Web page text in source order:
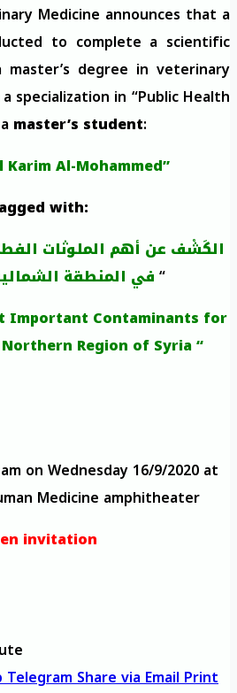
Medicine announces that a
to complete a scientific
degree in veterinary
specialization in “Public Health
master’s student:
Karim Al-Mohammed”
with:
الكَشْف عن أهم الملوثات
في المنطقة“
Important Contaminants for
Region of Syria “
on Wednesday 16/9/2020 at
Medicine amphitheater
invitation
TelegramShare via EmailPrint